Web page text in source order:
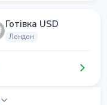
Готівка USD
Лондон